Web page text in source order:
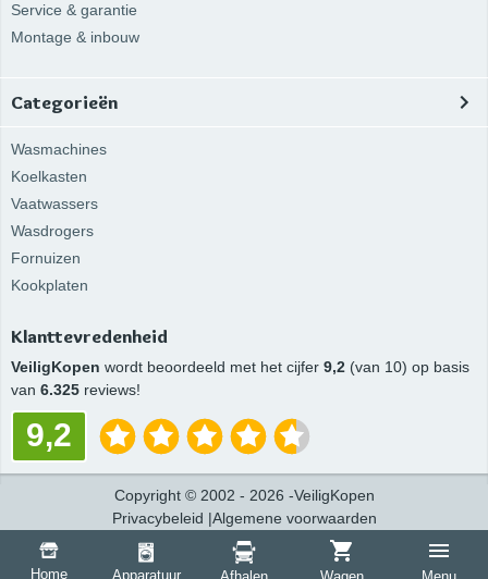
Home Apparatuur Afhalen Wagen Menu
Service & garantie
Montage & inbouw
Categorieën
Wasmachines
Koelkasten
Vaatwassers
Wasdrogers
Fornuizen
Kookplaten
Klanttevredenheid
VeiligKopen wordt beoordeeld met het cijfer 9,2 (van 10) op basis
van 6.325 reviews!
9,2
Copyright ©2002 - 2026 -VeiligKopen
Privacybeleid |Algemene voorwaarden